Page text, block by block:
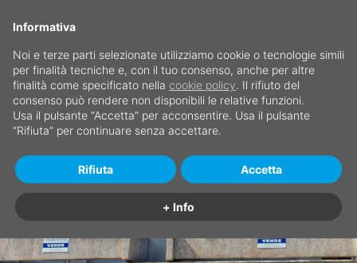
Informativa
Noi e terze parti selezionate utilizziamo cookie o tecnologie simili
per finalità tecniche e, con il tuo consenso, anche per altre
finalità come specificato nella cookie policy. Il rifiuto del
consenso può rendere non disponibili le relative funzioni.
Usa il pulsante “Accetta” per acconsentire. Usa il pulsante
“Rifiuta” per continuare senza accettare.
+ Info
Rifiuta Accetta